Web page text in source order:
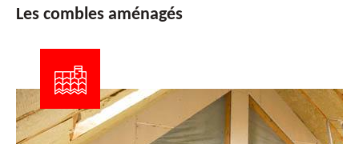
Les combles aménagés